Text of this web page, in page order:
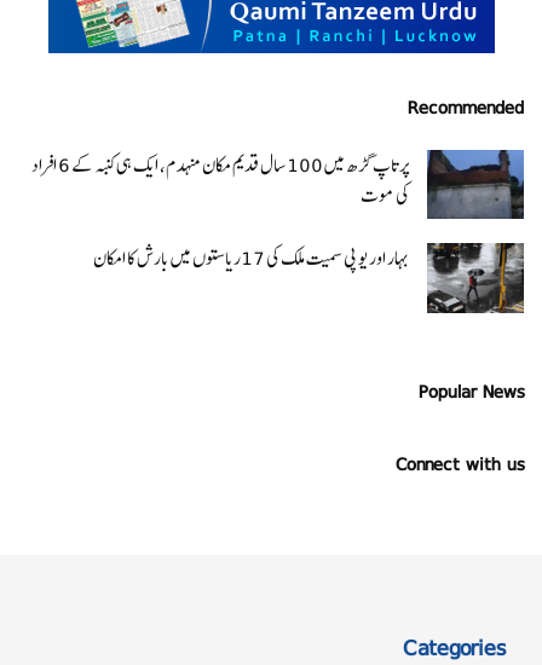
Recommended
پرتاپ گڑھ میں 100 سال قدیم مکان منہدم، ایک ہی کنبہ کے 6 افراد
کی موت
بہار اور یو پی سمیت ملک کی 17ریاستوں میں بارش کا امکان
Popular News
Connect with us
Categories